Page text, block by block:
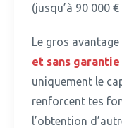
(jusqu’à 90 000
Le gros avantage
et sans
uniquement le
renforcent tes
l’obtention